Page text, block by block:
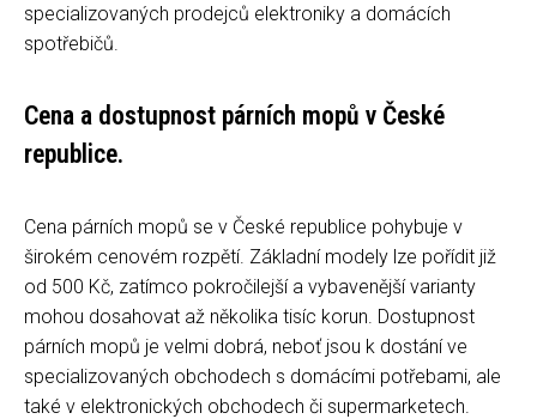
specializovaných prodejců elektroniky a domácích
spotřebičů.
Cena a dostupnost párních mopů v České
republice.
Cena párních mopů se v České republice pohybuje v
širokém cenovém rozpětí. Základní modely lze pořídit již
od 500 Kč, zatímco pokročilejší a vybavenější varianty
mohou dosahovat až několika tisíc korun. Dostupnost
párních mopů je velmi dobrá, neboť jsou k dostání ve
specializovaných obchodech s domácími potřebami, ale
také v elektronických obchodech či supermarketech.